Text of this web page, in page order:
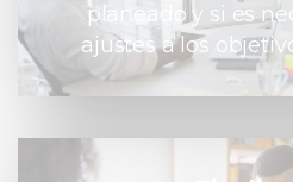
planeado y si es
ajustes a los